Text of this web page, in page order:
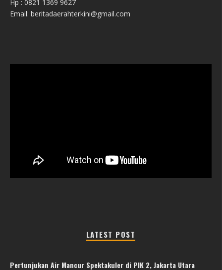
Hp : 0821 1369 9627
Email: beritadaerahterkini@gmail.com
LATEST POST
Pertunjukan Air Mancur Spektakuler di PIK 2, Jakarta Utara